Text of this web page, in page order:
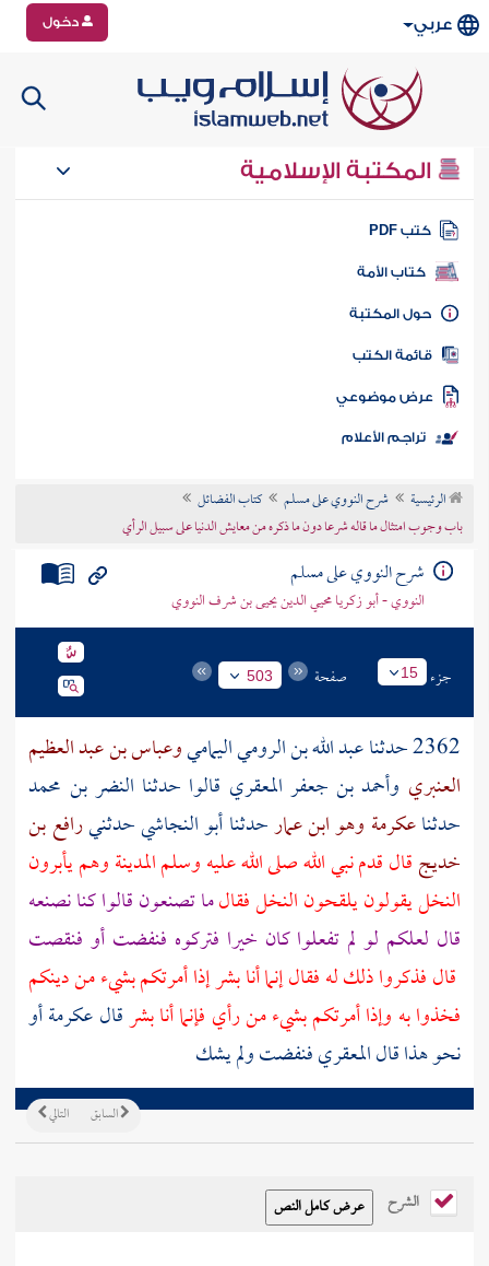
عربي دخول
المكتبة الإسلامية
كتب PDF
كتاب الأمة
المكتبة
الكتب
موضوعي
تراجم الأعلام
الرئيسية شرح النووي على مسلم
كتاب الفضائل
باب وجوب امتثال ما قاله شرعا دون ما ذكره من معايش الدنيا على سبيل الرأي
شرح النووي على مسلم
النووي - أبو زكريا محيي الدين يحيى بن شرف النووي
جزء 15 صفحة 503
2362 حدثنا عبد الله بن الرومي اليماميوعباس بن عبد العظيم
العنبري وأحمد بن جعفر المعقري قالوا حدثنا النضر بن محمد
حدثناعكرمة وهو ابن عمارحدثناأبو النجاشيحدثنيرافع بن
خديجقال قدم نبي الله صلى الله عليه وسلمالمدينةوهم يأبرون
النخل يقولون يلقحون النخل فقالما تصنعون قالوا كنا نصنعه
قال لعلكم لو لم تفعلوا كان خيرا فتركوه فنفضت أو فنقصت
قال فذكروا ذلك له فقال إنما أنا بشر إذا أمرتكم بشيء من دينكم
فخذوا به وإذا أمرتكم بشيء من رأي فإنما أنا بشرقالعكرمةأو
نحو هذا قالالمعقريفنفضت ولم يشك
التالي السابق
الشرح